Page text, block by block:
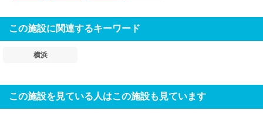
この施設に関連するキーワード
横浜
この施設を見ている人はこの施設も見ています